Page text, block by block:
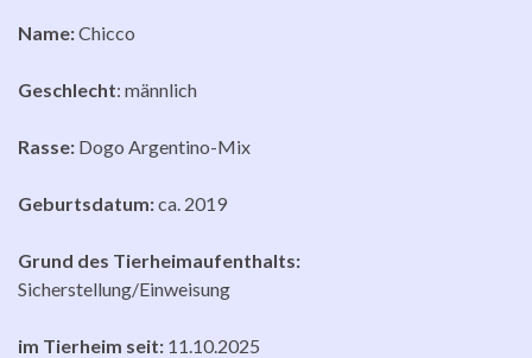
Name:Chicco
Geschlecht: männlich
Rasse: Dogo Argentino-Mix
Geburtsdatum:ca. 2019
Grund des Tierheimaufenthalts:
Sicherstellung/Einweisung
im Tierheim seit: 11.10.2025